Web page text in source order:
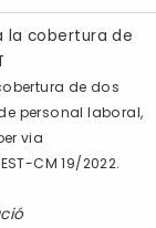
la cobertura de
de dos
personal laboral,
via
CM 19/2022.